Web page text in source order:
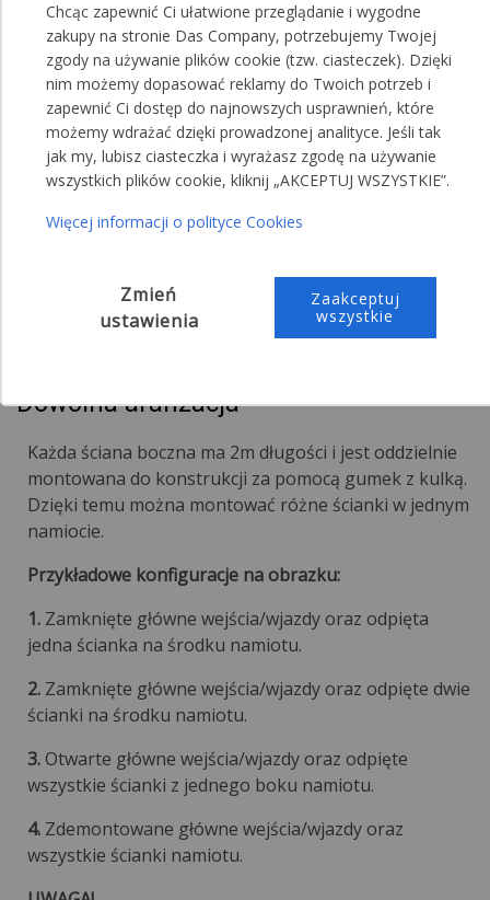
Szary
Niebieski
UWAGA!
Jeden namiot może posiadać różne kolory maskownic.
Przykładowa treść wiadomości do sprzedającego:
,,Proszę o przesłanie maskownic koloru
,,Proszę o przesłanie maskownic koloru: 5
czerwonego, 4 zielonego i 1 niebieskiego"
Dowolna aranżacja
Każda ściana boczna ma 2m długości i jest oddzielnie
montowana do konstrukcji za pomocą gumek z kulką.
Dzięki temu można montować różne ścianki w jednym
namiocie.
Przykładowe konfiguracje na obrazku:
1. Zamknięte główne wejścia/wjazdy oraz odpięta
jedna ścianka na środku namiotu.
2. Zamknięte główne wejścia/wjazdy oraz odpięte dwie
ścianki na środku namiotu.
3.Otwarte główne wejścia/wjazdy oraz odpięte
wszystkie ścianki z jednego boku namiotu.
4. Zdemontowane główne wejścia/wjazdy oraz
wszystkie ścianki namiotu.
Chcąc zapewnić Ci ułatwione przeglądanie i wygodne
zakupy na stronie Das Company, potrzebujemy Twojej
zgody na używanie plików cookie (tzw. ciasteczek). Dzięki
nim możemy dopasować reklamy do Twoich potrzeb i
zapewnić Ci dostęp do najnowszych usprawnień, które
możemy wdrażać dzięki prowadzonej analityce. Jeśli tak
jak my, lubisz ciasteczka i wyrażasz zgodę na używanie
wszystkich plików cookie, kliknij „AKCEPTUJ WSZYSTKIE”.
Więcej informacji o polityce Cookies
Zmień
ustawienia
Zaakceptuj
wszystkie